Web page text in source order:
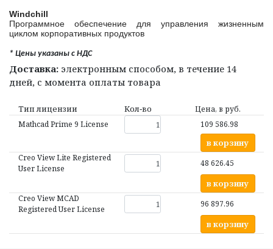
Windchill
Программное обеспечение для управления жизненным
циклом корпоративных продуктов
* Цены указаны с НДС
Доставка: электронным способом, в течение 14
дней, с момента оплаты товара
Тип лицензии Кол‑во
Цена, в руб.
Mathcad Prime 9 License
109 586.98
в корзину
Creo View Lite Registered
User License
48 626.45
в корзину
Creo View MCAD
Registered User License
96 897.96
в корзину